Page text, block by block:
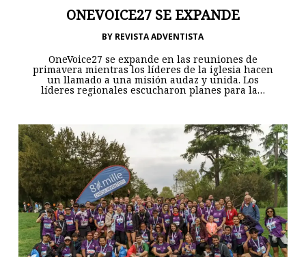
ONEVOICE27 SE EXPANDE
BY REVISTA ADVENTISTA
OneVoice27 se expande en las reuniones de
primavera mientras los líderes de la iglesia hacen
un llamado a una misión audaz y unida. Los
líderes regionales escucharon planes para la…